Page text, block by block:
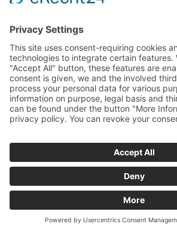
renovieren dämmung küche
sanieren
elektro outdoor
entfeuchtung
fenster dekoration
zaun
rund ums haus möbel
© Copyright
Impressum